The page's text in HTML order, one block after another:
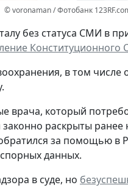
© voronaman / Фотобанк
без статуса СМИ в
Конституционного
в том
врача, который
раскрыты ранее
за помощью в
данных.
в суде, но